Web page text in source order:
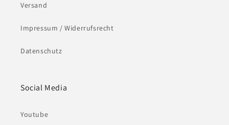
Versand
Impressum / Widerrufsrecht
Datenschutz
Social Media
Youtube